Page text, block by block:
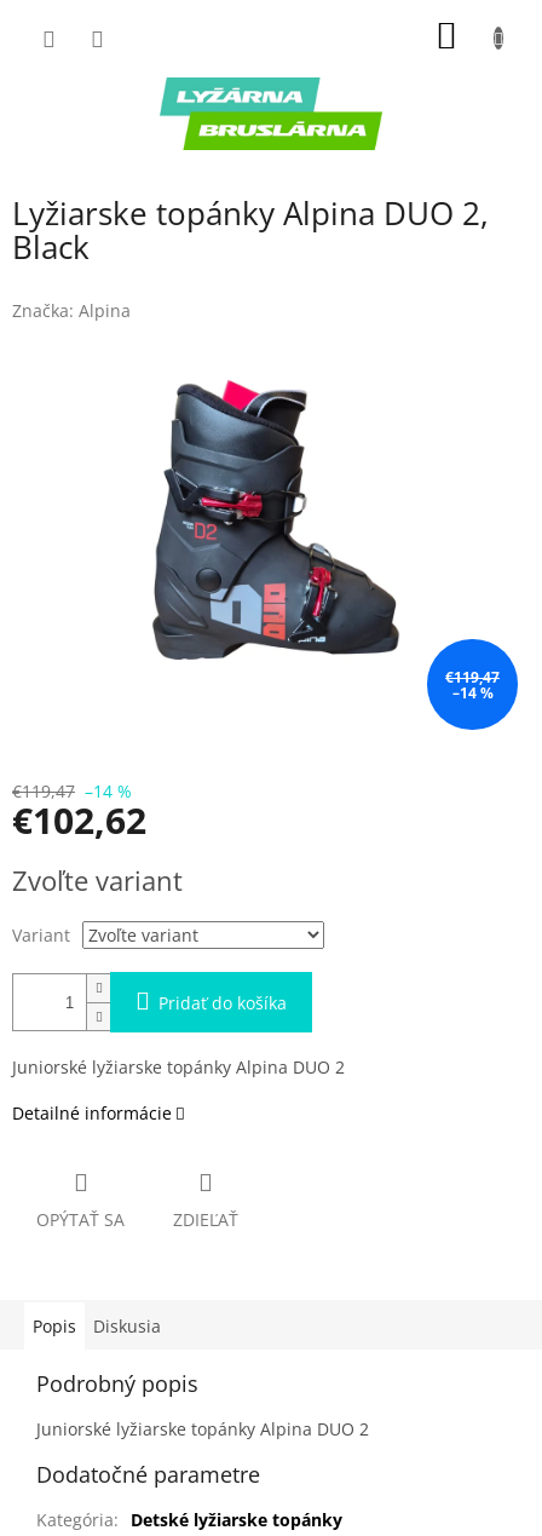
Lyžiarske topánky Alpina DUO 2,
Black
Značka: Alpina
€119,47
–14 %
€119,47 –14 %
€102,62
cena:
Zvoľte variant
Variant
Pridať do košíka
Juniorské lyžiarske topánky Alpina DUO 2
Detailné informácie
OPÝTAŤ SA ZDIEĽAŤ
Popis Diskusia
Podrobný popis
Juniorské lyžiarske topánky Alpina DUO 2
Dodatočné parametre
Kategória:
Detské lyžiarske topánky